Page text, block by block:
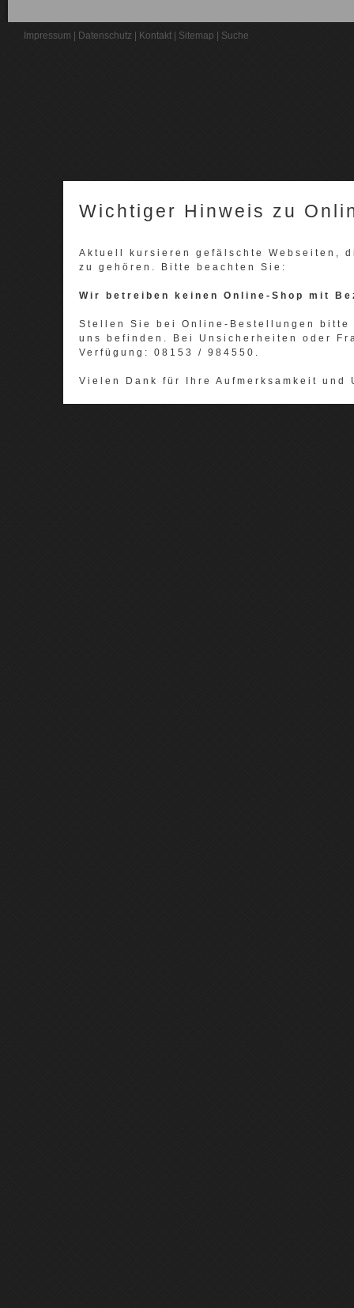
Impressum Datenschutz Kontakt Sitemap Suche
Wichtiger Hinweis zu
Aktuell kursieren gefälschte Webseiten,
zu gehören. Bitte beachten Sie:
Wir betreiben keinen Online-Shop mit
Stellen Sie bei Online-Bestellungen
uns befinden. Bei Unsicherheiten oder
Verfügung: 08153 / 984550.
Vielen Dank für Ihre Aufmerksamkeit und